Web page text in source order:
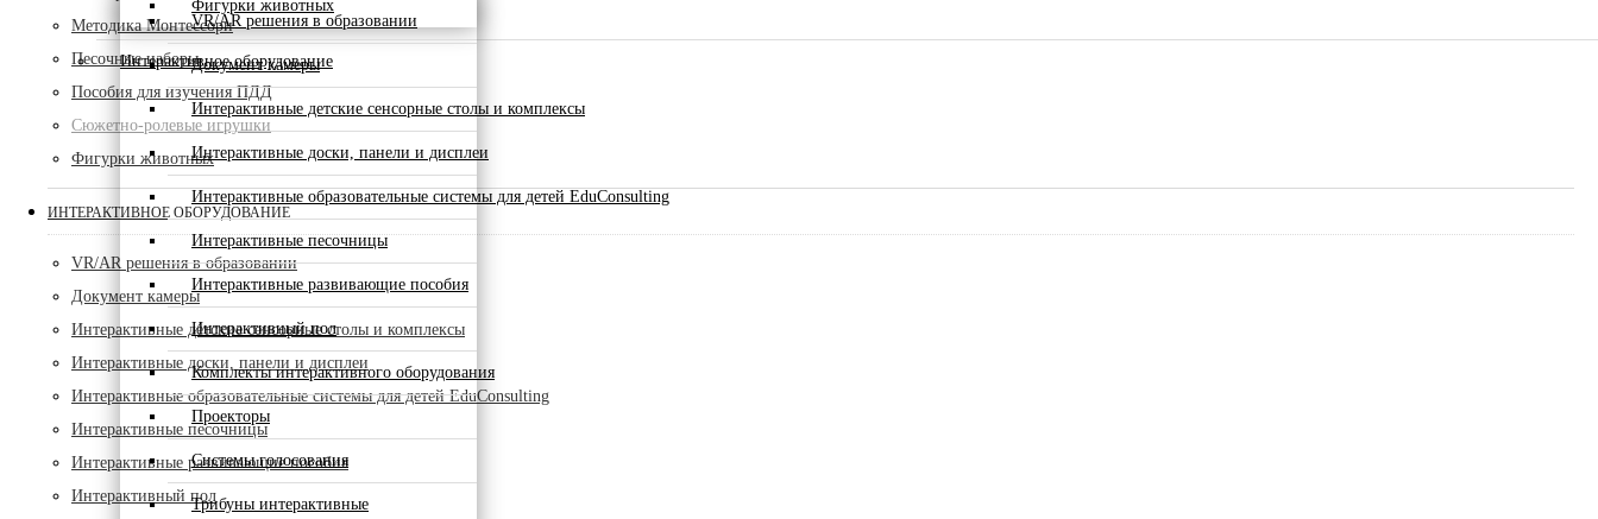
Фигурки животных
Интерактивное оборудование
VR/AR решения в образовании
Документ камеры
Интерактивные детские сенсорные столы и комплексы
Интерактивные доски, панели и дисплеи
Интерактивные образовательные системы для детей EduConsulting
Интерактивные песочницы
Интерактивные развивающие пособия
Интерактивный пол
Комплекты интерактивного оборудования
Проекторы
Системы голосования
Трибуны интерактивные
Методика Монтессори
Песочные наборы
Пособия для изучения ПДД
Сюжетно-ролевые игрушки
Фигурки животных
ИНТЕРАКТИВНОЕ ОБОРУДОВАНИЕ
VR/AR решения в образовании
Документ камеры
Интерактивные детские сенсорные столы и комплексы
Интерактивные доски, панели и дисплеи
Интерактивные образовательные системы для детей EduConsulting
Интерактивные песочницы
Интерактивные развивающие пособия
Интерактивный пол